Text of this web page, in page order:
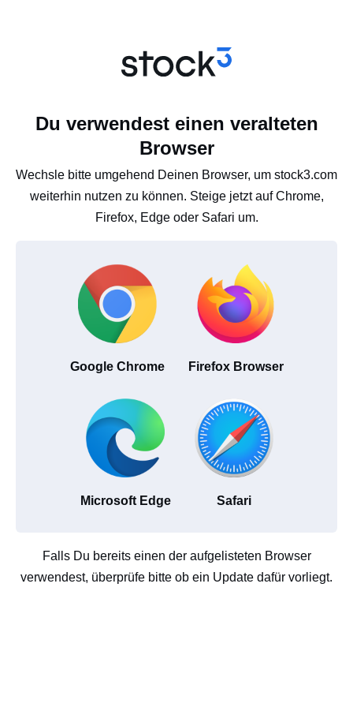
Du verwendest einen veralteten
Browser
Wechsle bitte umgehend Deinen Browser, um stock3.com
weiterhin nutzen zu können. Steige jetzt auf Chrome,
Firefox, Edge oder Safari um.
Google Chrome Firefox Browser
Microsoft Edge Safari
Falls Du bereits einen der aufgelisteten Browser
verwendest, überprüfe bitte ob ein Update dafür vorliegt.